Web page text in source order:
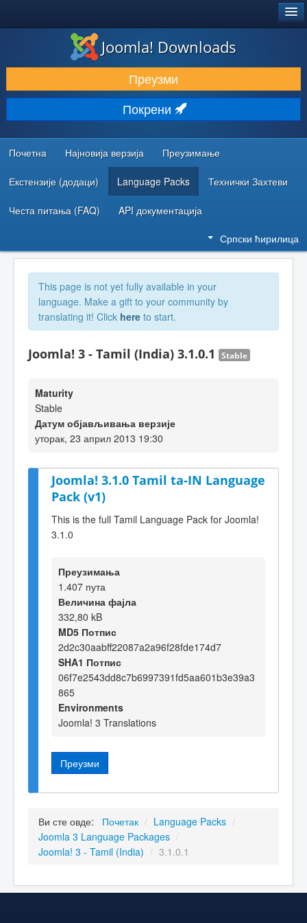
ПРЕУЗИМАЊЕ И ПРОШИРЕЊА (ЕКСТЕНЗИЈЕ)
ОТКРИЈТЕ И НАУЧИТЕ
ЗАЈЕДНИЦА И ПОДРШКА
РЕСУРСИ ЗА РАЗВОЈ
Joomla! Downloads
Преузми
Покрени
Почетна Најновија верзија Преузимање
Екстензије (додаци) Language Packs Технички Захтеви
Честа питања (FAQ) API документација
Српски ћирилица
This page is not yet fully available in your
language. Make a gift to your community by
translating it! Click here to start.
Joomla! 3 - Tamil (India) 3.1.0.1 Stable
Maturity
Stable
Датум објављивања верзије
уторак, 23 април 2013 19:30
Joomla! 3.1.0 Tamil ta-IN Language
Pack (v1)
This is the full Tamil Language Pack for Joomla!
3.1.0
Преузимања
1.407 пута
Величина фајла
332,80 kB
MD5 Потпис
2d2c30aabff22087a2a96f28fde174d7
SHA1 Потпис
06f7e2543dd8c7b6997391fd5aa601b3e39a3
865
Environments
Joomla! 3 Translations
Преузми
Ви сте овде: Почетак / Language Packs /
Joomla 3 Language Packages /
Joomla! 3 - Tamil (India) / 3.1.0.1